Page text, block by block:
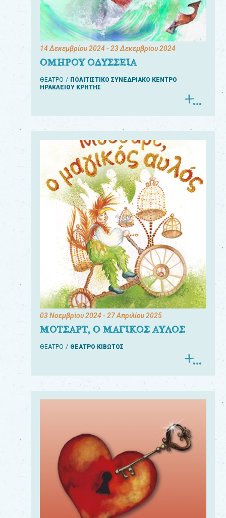
14 Δεκεμβρίου 2024- 23 Δεκεμβρίου 2024
ΟΜΗΡΟΥ ΟΔΥΣΣΕΙΑ
ΘΕΑΤΡΟ
ΠΟΛΙΤΙΣΤΙΚΟ ΣΥΝΕΔΡΙΑΚΟ ΚΕΝΤΡΟ
ΗΡΑΚΛΕΙΟΥ ΚΡΗΤΗΣ
03 Νοεμβρίου 2024- 27 Απριλίου 2025
ΜΟΤΣΑΡΤ, Ο ΜΑΓΙΚΟΣ ΑΥΛΟΣ
ΘΕΑΤΡΟ ΘΕΑΤΡΟ ΚΙΒΩΤΟΣ